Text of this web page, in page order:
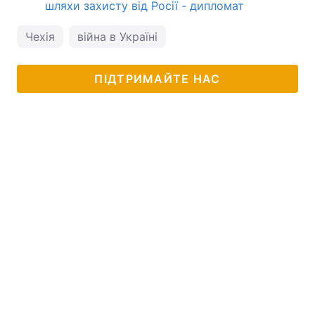
шляхи захисту від Росії - дипломат
Чехія війна в Україні
ПІДТРИМАЙТЕ НАС